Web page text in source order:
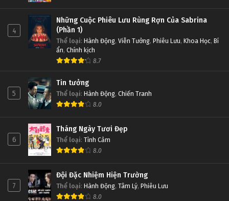
4
Những Cuộc Phiêu Lưu Rùng Rợn Của Sabrina
(Phần 1)
Thể loại: Hành Động, Viễn Tưởng, Phiêu Lưu, Khoa Học, Bí
ẩn, Chính kịch
8.7
5
Tin tưởng
Thể loại: Hành Động, Chiến Tranh
8.0
6
Tháng Ngày Tươi Đẹp
Thể loại: Tình Cảm
8.0
7
Đội Đặc Nhiệm Hiện Trường
Thể loại: Hành Động, Tâm Lý, Phiêu Lưu
8.0